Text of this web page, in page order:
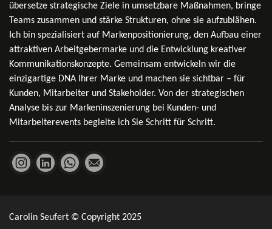
übersetze strategische Ziele in umsetzbare Maßnahmen, bringe
Teams zusammen und stärke Strukturen, ohne sie aufzublähen.
Ich bin spezialisiert auf Markenpositionierung, den Aufbau einer
attraktiven Arbeitgebermarke und die Entwicklung kreativer
Kommunikationskonzepte. Gemeinsam entwickeln wir die
einzigartige DNA Ihrer Marke und machen sie sichtbar – für
Kunden, Mitarbeiter und Stakeholder. Von der strategischen
Analyse bis zur Markeninszenierung bei Kunden- und
Mitarbeiterevents begleite ich Sie Schritt für Schritt.
InstagramLinkedInWhatsAppE-Mail
Carolin Seufert © Copyright 2025